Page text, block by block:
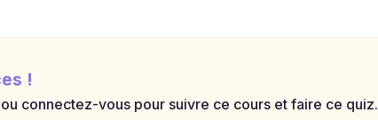
!
connectez-vous pour suivre ce cours et faire ce quiz.